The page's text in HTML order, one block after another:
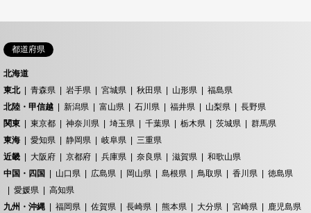
都道府県
北海道
東北
青森県 岩手県 宮城県 秋田県 山形県
福島県
北陸・甲信越
新潟県 富山県 石川県 福井県 山梨県
長野県
関東
東京都 神奈川県 埼玉県 千葉県 栃木県 茨城県
群馬県
東海
愛知県 静岡県 岐阜県
三重県
近畿
大阪府 京都府 兵庫県 奈良県 滋賀県
和歌山県
中国・四国
山口県 広島県 岡山県 島根県 鳥取県 香川県
徳島県
愛媛県
高知県
九州・沖縄
福岡県 佐賀県 長崎県 熊本県 大分県 宮崎県
鹿児島県